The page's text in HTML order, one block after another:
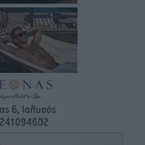
όσοι